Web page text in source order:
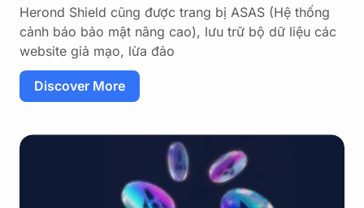
Herond Shield cũng được trang bị ASAS (Hệ thống
cảnh báo bảo mật nâng cao), lưu trữ bộ dữ liệu các
website giả mạo, lừa đảo
Discover More